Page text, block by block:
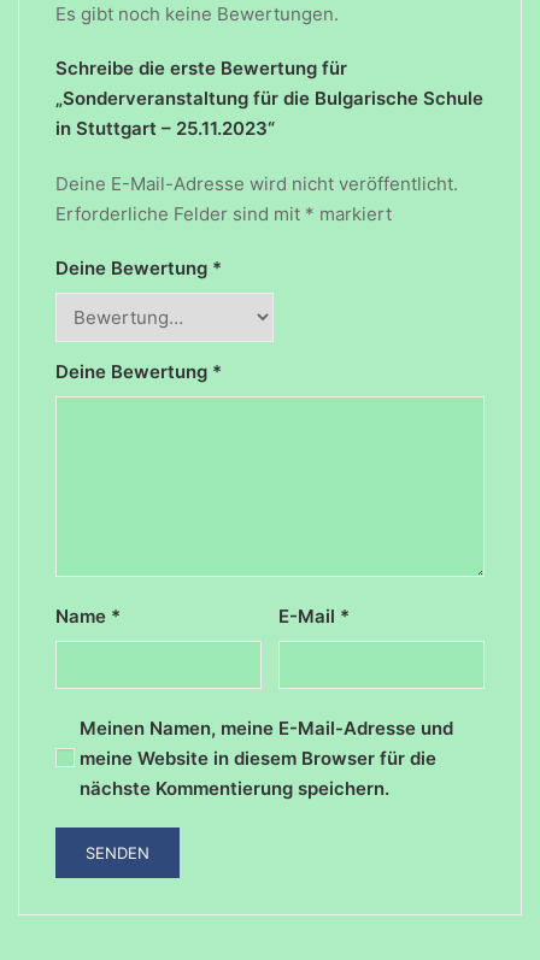
Es gibt noch keine Bewertungen.
Schreibe die erste Bewertung für
„Sonderveranstaltung für die Bulgarische Schule
in Stuttgart – 25.11.2023“
Deine E-Mail-Adresse wird nicht veröffentlicht.
Erforderliche Felder sind mit * markiert
Deine Bewertung *
Deine Bewertung *
Name * E-Mail *
Meinen Namen, meine E-Mail-Adresse und
meine Website in diesem Browser für die
nächste Kommentierung speichern.